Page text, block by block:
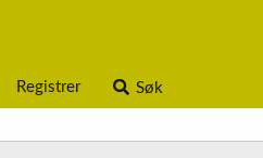
Registrer Søk